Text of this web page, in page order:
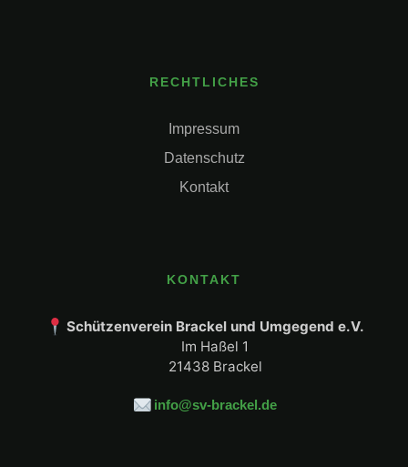
RECHTLICHES
Impressum
Datenschutz
Kontakt
KONTAKT
Schützenverein Brackel und Umgegend e.V.
Im Haßel 1
21438 Brackel
info@sv-brackel.de